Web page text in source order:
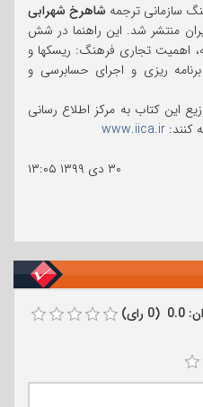
سازمانی ترجمه شاهرخ شهرابی
منتشر شد. این راهنما در شش
اهمیت تجاری فرهنگ: ریسکها و
ریزی و اجرای حسابرسی و
این کتاب به مرکز اطلاع رسانی
کنند: www.iica.ir
۳۰ دی ۱۳۹۹
۱۳:۰۵